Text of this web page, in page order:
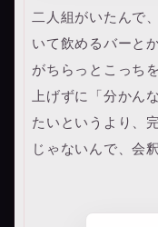
二人組がいたんで
いて飲めるバーと
がちらっとこっち
上げずに「分かん
たいというより、
じゃないんで、会